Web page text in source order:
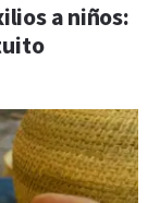
a niños: